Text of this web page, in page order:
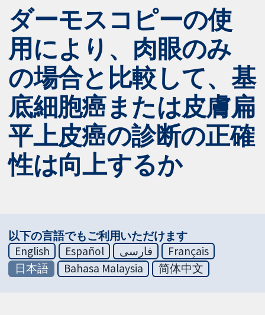
ダーモスコピーの使
用により、肉眼のみ
の場合と比較して、基
底細胞癌または皮膚扁
平上皮癌の診断の正確
性は向上するか
以下の言語でもご利用いただけます
English
Español فارسی
Français
日本語
Bahasa Malaysia 简体中文